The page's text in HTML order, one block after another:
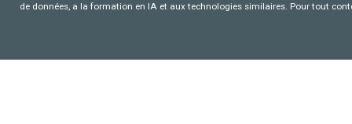
de données, a la formation en IA et aux technologies similaires. Pour tout